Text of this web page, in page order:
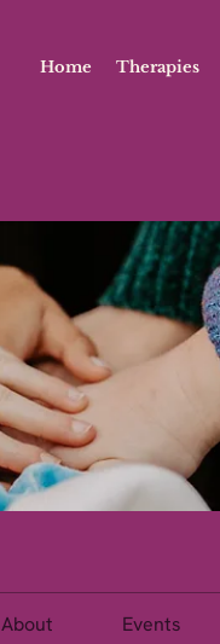
Home Therapies
About Events